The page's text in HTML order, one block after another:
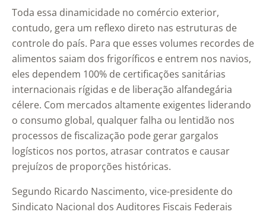
Toda essa dinamicidade no comércio exterior,
contudo, gera um reflexo direto nas estruturas de
controle do país. Para que esses volumes recordes de
alimentos saiam dos frigoríficos e entrem nos navios,
eles dependem 100% de certificações sanitárias
internacionais rígidas e de liberação alfandegária
célere. Com mercados altamente exigentes liderando
o consumo global, qualquer falha ou lentidão nos
processos de fiscalização pode gerar gargalos
logísticos nos portos, atrasar contratos e causar
prejuízos de proporções históricas.
Segundo Ricardo Nascimento, vice-presidente do
Sindicato Nacional dos Auditores Fiscais Federais